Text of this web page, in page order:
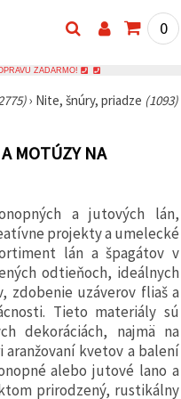
0
ZADARMO!
› Nite, šnúry, priadze (1093)
MOTÚZY NA
a jutových lán,
projekty a umelecké
lán a špagátov v
odtieňoch, ideálnych
zdobenie uzáverov fliaš a
Tieto materiály sú
dekoráciách, najmä na
kvetov a balení
alebo jutové lano a
prirodzený, rustikálny